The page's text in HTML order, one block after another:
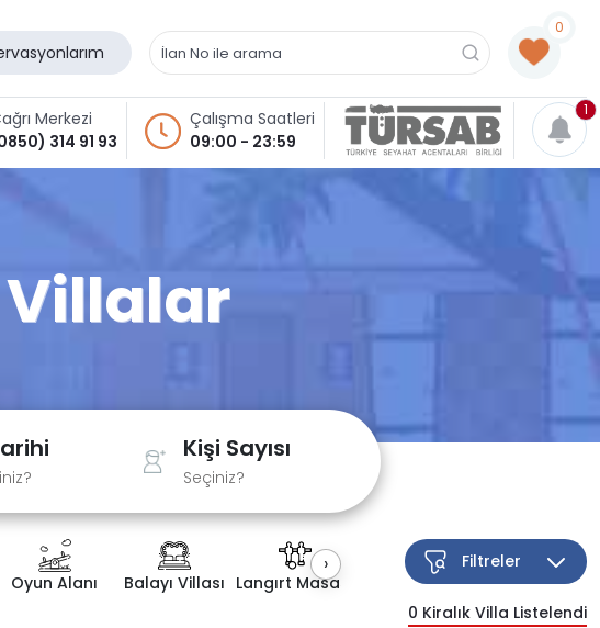
0
Merkezi
314 91 93
Çalışma Saatleri
09:00 - 23:59
1
Villalar
Kişi Sayısı
Seçiniz?
Oyun Alanı Balayı Villası Langırt Masası Kapalı Havuz Çocuk Havuzu
›
0 Kiralık Villa Listelendi
Filtreler